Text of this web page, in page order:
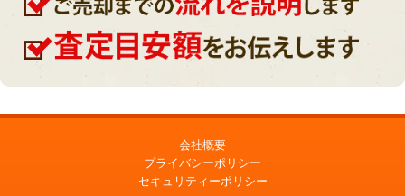
会社概要
プライバシーポリシー
セキュリティーポリシー